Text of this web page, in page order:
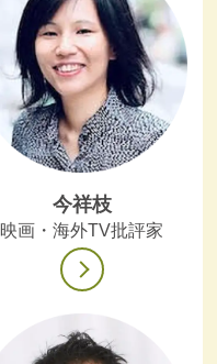
今祥枝
映画・海外TV批評家